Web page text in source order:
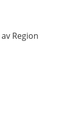
Region